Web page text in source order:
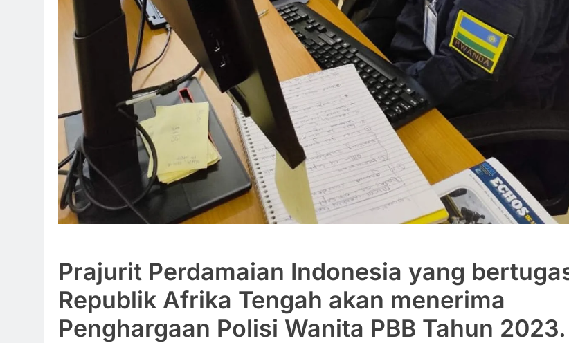
Prajurit Perdamaian Indonesia yang
Republik Afrika Tengah akan menerima
Penghargaan Polisi Wanita PBB Tahun 2023.